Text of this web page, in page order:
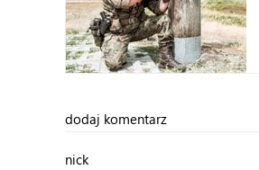
dodaj komentarz
nick